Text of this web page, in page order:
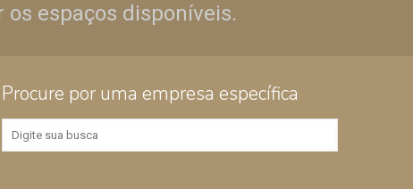
os espaços disponíveis.
Procure por uma empresa específica